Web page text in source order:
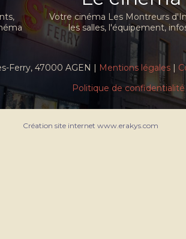
Votre cinéma Les Montreurs
les salles, l'équipement,
Ferry, 47000 AGEN | Mentions légales |
Politique de confidentialité
Création site internet www.erakys.com